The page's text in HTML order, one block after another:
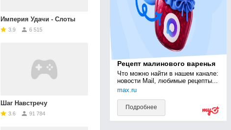
Империя Удачи - Слоты
3.9 6 515
Шаг Навстречу
3.6 91 784
Рецепт малинового варенья
Что можно найти в нашем канале:
новости Mail, любимые рецепты...
max.ru
Подробнее